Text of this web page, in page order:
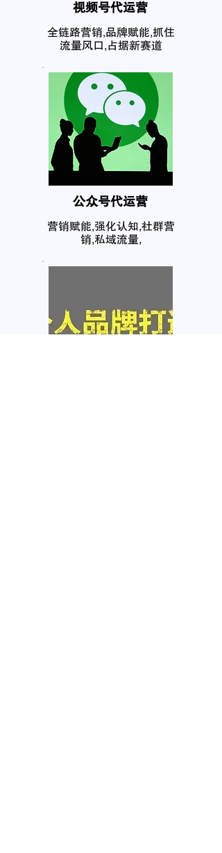
​视频号代运营
全链路营销,品牌赋能,抓住
流量风口,占据新赛道
公众号代运营
营销赋能,强化认知,社群营
销,私域流量,